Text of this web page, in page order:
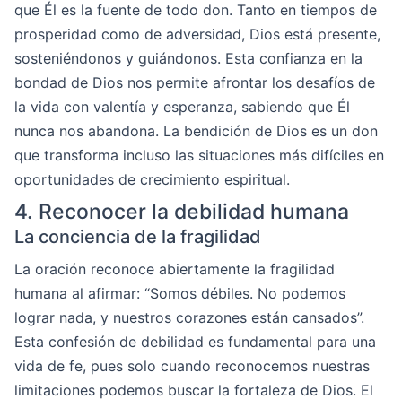
que Él es la fuente de todo don. Tanto en tiempos de
prosperidad como de adversidad, Dios está presente,
sosteniéndonos y guiándonos. Esta confianza en la
bondad de Dios nos permite afrontar los desafíos de
la vida con valentía y esperanza, sabiendo que Él
nunca nos abandona. La bendición de Dios es un don
que transforma incluso las situaciones más difíciles en
oportunidades de crecimiento espiritual.
4. Reconocer la debilidad humana
La conciencia de la fragilidad
La oración reconoce abiertamente la fragilidad
humana al afirmar: “Somos débiles. No podemos
lograr nada, y nuestros corazones están cansados”.
Esta confesión de debilidad es fundamental para una
vida de fe, pues solo cuando reconocemos nuestras
limitaciones podemos buscar la fortaleza de Dios. El